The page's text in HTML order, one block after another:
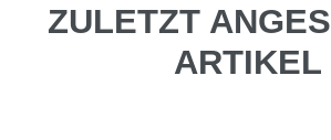
ZULETZT
ARTIKEL